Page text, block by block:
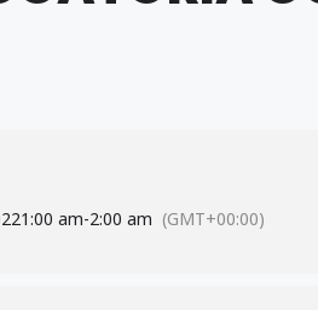
1:00 am-2:00 am (GMT+00:00)